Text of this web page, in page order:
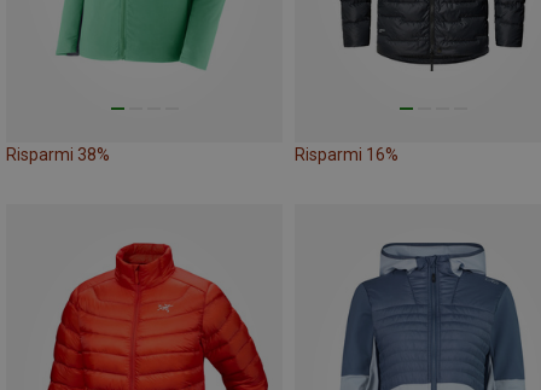
Risparmi 38% Risparmi 16%